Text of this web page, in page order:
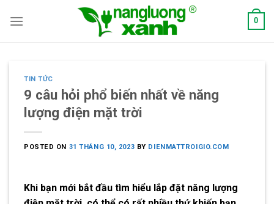
0
TIN TỨC
9 câu hỏi phổ biến nhất về năng
lượng điện mặt trời
POSTED ON 31 THÁNG 10, 2023 BY DIENMATTROIGIO.COM
Khi bạn mới bắt đầu tìm hiểu lắp đặt năng lượng